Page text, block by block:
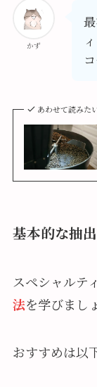
かず
あわせて読みた
基本的な抽
スペシャルテ
法を学びまし
おすすめは以